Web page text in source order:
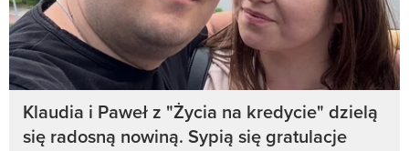
Klaudia i Paweł z "Życia na kredycie" dzielą
się radosną nowiną. Sypią się gratulacje